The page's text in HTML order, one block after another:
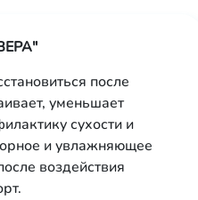
после
уменьшает
сухости и
и увлажняющее
воздействия